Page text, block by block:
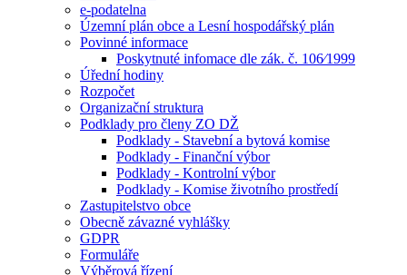
e-podatelna
Územní plán obce a Lesní hospodářský plán
Povinné informace
Poskytnuté infomace dle zák. č. 106⁄1999
Úřední hodiny
Rozpočet
Organizační struktura
Podklady pro členy ZO DŽ
Podklady - Stavební a bytová komise
Podklady - Finanční výbor
Podklady - Kontrolní výbor
Podklady - Komise životního prostředí
Zastupitelstvo obce
Obecně závazné vyhlášky
GDPR
Formuláře
Výběrová řízení